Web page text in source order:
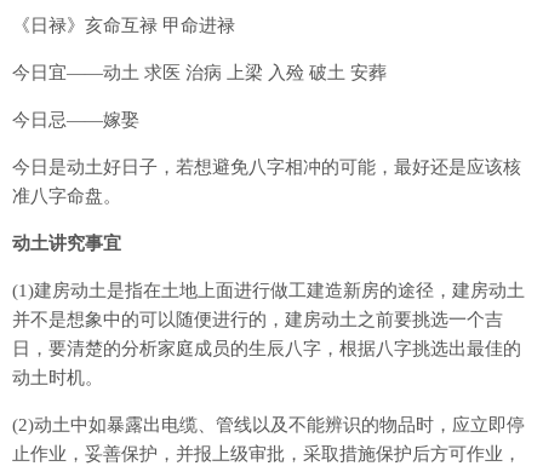
《日禄》亥命互禄 甲命进禄
今日宜——动土 求医 治病 上梁 入殓 破土 安葬
今日忌——嫁娶
今日是动土好日子，若想避免八字相冲的可能，最好还是应该核
准八字命盘。
动土讲究事宜
(1)建房动土是指在土地上面进行做工建造新房的途径，建房动土
并不是想象中的可以随便进行的，建房动土之前要挑选一个吉
日，要清楚的分析家庭成员的生辰八字，根据八字挑选出最佳的
动土时机。
(2)动土中如暴露出电缆、管线以及不能辨识的物品时，应立即停
止作业，妥善保护，并报上级审批，采取措施保护后方可作业，